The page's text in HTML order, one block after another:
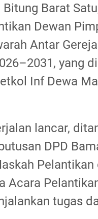
Bitung Barat
Dewan
Antar
yang
Inf Dewa
lancar,
DPD
Pelantikan
Acara
tugas